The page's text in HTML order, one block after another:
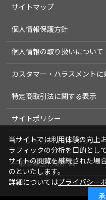
サイトマップ
個人情報保護方針
個人情報の取り扱いについて
カスタマー・ハラスメント
特定商取引法に関する表示
サイトポリシー
ソーシャルメディアポリシー
一般事業主行動計画
当サイトでは利用体験の向上
ラフィックの分析を目的とし
サイトの閲覧を継続された場
のといたします。
詳細についてはプライバシー